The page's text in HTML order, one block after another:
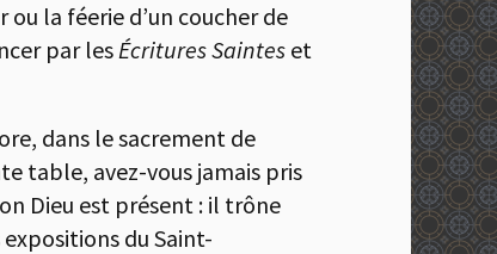
la féerie d’un coucher de
par lesÉcritures Saintes et
dans le sacrement de
table, avez-vous jamais pris
Dieu est présent : il trône
du Saint-